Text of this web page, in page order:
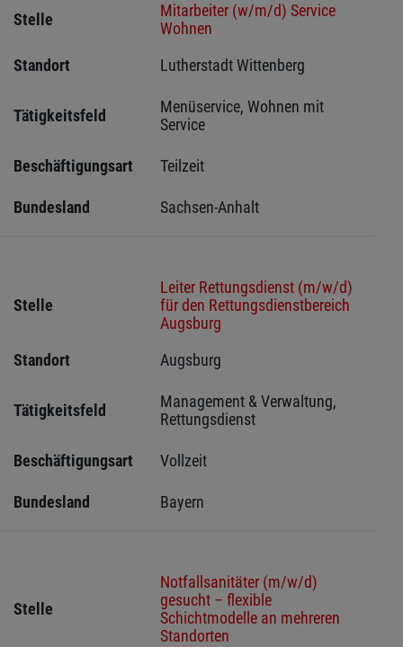
Stelle
Mitarbeiter (w/m/d) Service
Wohnen
Standort
Lutherstadt Wittenberg
Tätigkeitsfeld
Menüservice, Wohnen mit
Service
Beschäftigungsart Teilzeit
Bundesland Sachsen-Anhalt
Stelle
Leiter Rettungsdienst (m/w/d)
für den Rettungsdienstbereich
Augsburg
Standort
Augsburg
Tätigkeitsfeld
Management & Verwaltung,
Rettungsdienst
Beschäftigungsart Vollzeit
Bundesland Bayern
Stelle
Notfallsanitäter (m/w/d)
gesucht – flexible
Schichtmodelle an mehreren
Standorten